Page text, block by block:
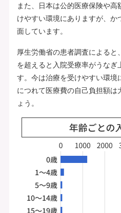
また、日本は公的医療保険や
けやすい環境にありますが、か
面しています。
厚生労働省の患者調査による
を超えると入院受療率がうなぎ
す。今は治療を受けやすい環境
につれて医療費の自己負担額は
ょう。